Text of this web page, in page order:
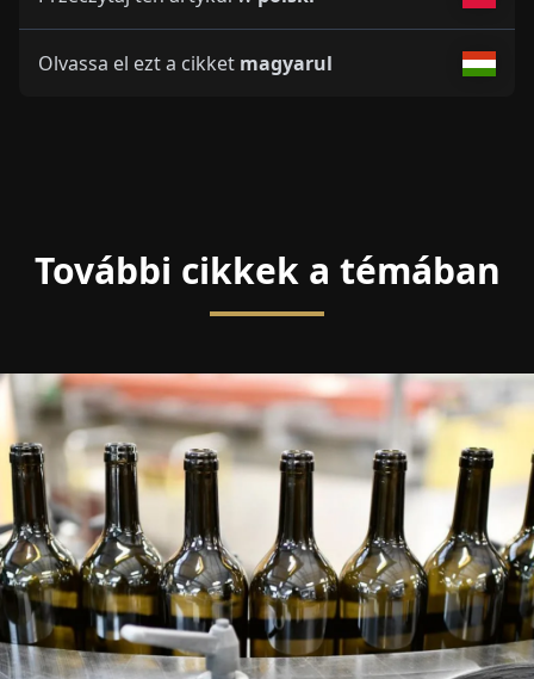
Olvassa el ezt a cikket magyarul
További cikkek a témában